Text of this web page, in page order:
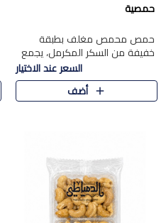
حمصية
حمص محمص مغلف بطبقة
خفيفة من السكر المكرمل، يجمع
بين القرمشة المميزة والطعم
الشرقي الأصيل في واحدة من أشهر
حلويات الموسم.
السعر عند الاختيار
أضف